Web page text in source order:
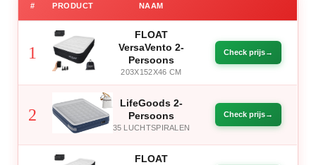
# PRODUCT NAAM
1
FLOAT
VersaVento 2-
Persoons
203X152X46 CM
Check prijs
2
LifeGoods 2-
Persoons
35 LUCHTSPIRALEN
Check prijs
FLOAT